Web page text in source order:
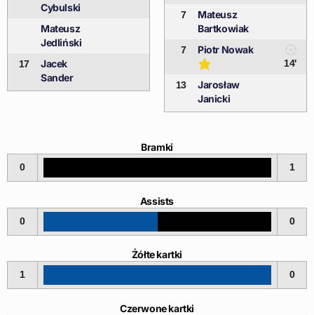
Cybulski
Mateusz
Jedliński
17
Jacek
Sander
7
Mateusz
Bartkowiak
7 Piotr Nowak
14'
13
Jarosław
Janicki
Bramki
0 1
Assists
0 0
Żółte kartki
1 0
Czerwone kartki